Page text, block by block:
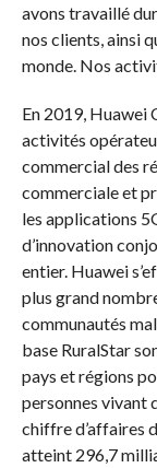
avons travaillé
nos clients, ainsi
monde. Nos
En 2019, Huawei
activités
commercial des
commerciale et
les applications
d’innovation
entier. Huawei
plus grand
communautés
base RuralStar
pays et régions
personnes vivant
chiffre d’affaires
atteint 296,7